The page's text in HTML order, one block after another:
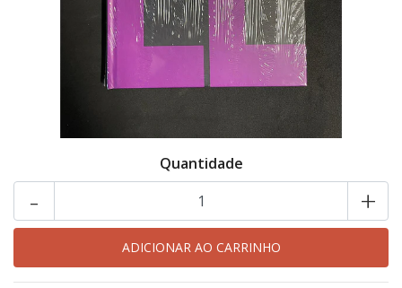
Quantidade
+
-